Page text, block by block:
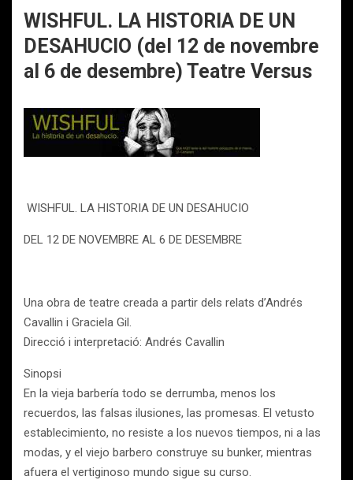
WISHFUL. LA HISTORIA DE UN
DESAHUCIO (del 12 de novembre
al 6 de desembre) Teatre Versus
WISHFUL. LA HISTORIA DE UN DESAHUCIO
DEL 12 DE NOVEMBRE AL 6 DE DESEMBRE
Una obra de teatre creada a partir dels relats d’Andrés
Cavallin i Graciela Gil.
Direcció i interpretació: Andrés Cavallin
Sinopsi
En la vieja barbería todo se derrumba, menos los
recuerdos, las falsas ilusiones, las promesas. El vetusto
establecimiento, no resiste a los nuevos tiempos, ni a las
modas, y el viejo barbero construye su bunker, mientras
afuera el vertiginoso mundo sigue su curso.